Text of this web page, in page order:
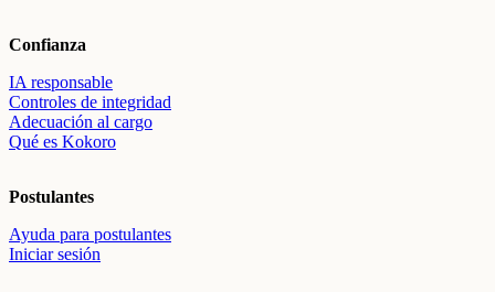
Confianza
IA responsable
Controles de integridad
Adecuación al cargo
Qué es Kokoro
Postulantes
Ayuda para postulantes
Iniciar sesión